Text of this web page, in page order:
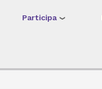
Participa